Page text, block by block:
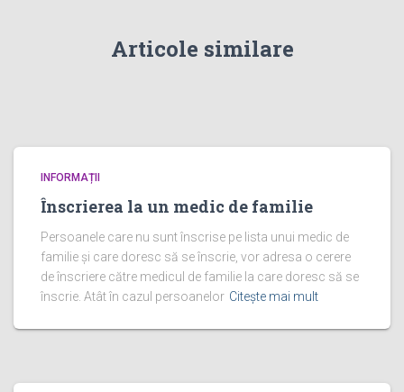
Articole similare
INFORMAȚII
Înscrierea la un medic de familie
Persoanele care nu sunt înscrise pe lista unui medic de
familie și care doresc să se înscrie, vor adresa o cerere
de înscriere către medicul de familie la care doresc să se
înscrie. Atât în cazul persoanelor Citește mai mult